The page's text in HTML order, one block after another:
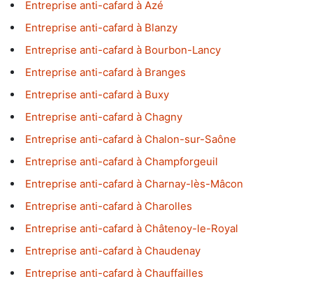
Entreprise anti-cafard à Azé
Entreprise anti-cafard à Blanzy
Entreprise anti-cafard à Bourbon-Lancy
Entreprise anti-cafard à Branges
Entreprise anti-cafard à Buxy
Entreprise anti-cafard à Chagny
Entreprise anti-cafard à Chalon-sur-Saône
Entreprise anti-cafard à Champforgeuil
Entreprise anti-cafard à Charnay-lès-Mâcon
Entreprise anti-cafard à Charolles
Entreprise anti-cafard à Châtenoy-le-Royal
Entreprise anti-cafard à Chaudenay
Entreprise anti-cafard à Chauffailles